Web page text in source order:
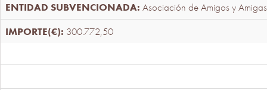
Asociación de Amigos y
300.772,50